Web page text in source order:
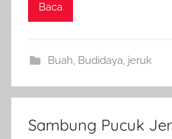
Baca
Buah Budidaya jeruk
Sambung Pucuk